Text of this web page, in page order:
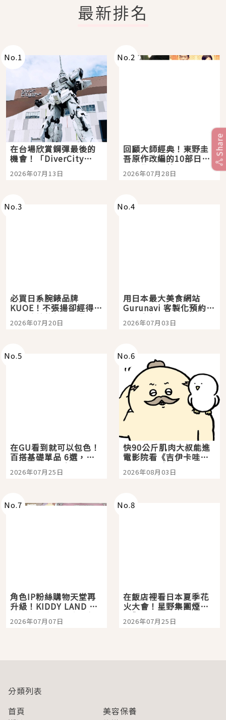
最新排名
No.1
在台場欣賞鋼彈最後的
機會！「DiverCity
Tokyo Plaza」搭船、
購物、美食及夜景，一
2026年07月13日
No.2
回顧大師經典！東野圭
吾原作改編的10部日本
影視作品推薦
2026年07月28日
No.3
必買日系腕錶品牌
KUOE！不張揚卻經得起
時間洗鍊的經典之作五
選
2026年07月20日
No.4
用日本最大美食網站
Gurunavi 客製化預約九
大都市餐廳，打造專屬
美食體驗！
2026年07月03日
No.5
在GU看到就可以包色！
百搭基礎單品 6選，閉
眼全收也不心疼
2026年07月25日
No.6
快90公斤肌肉大叔能進
電影院看《吉伊卡哇》
嗎？日本重金屬樂團
「打首」會長與nagano
2026年08月03日
No.7
角色IP粉絲購物天堂再
升級！KIDDY LAND 原
宿店吉伊卡哇迎客，新
開幕 OMOKADO 店3分
2026年07月07日
No.8
在飯店裡看日本夏季花
火大會！星野集團煙火
景觀飯店6選，讓你不用
人擠人悠閒欣賞
2026年07月25日
Share
分類列表
首頁
美容保養